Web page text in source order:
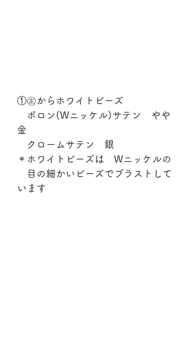
①㊧からホワイトビーズ
ボロン(Wニッケル)サテン　やや
金
クロームサテン　銀
＊ホワイトビーズは　Wニッケルの
目の細かいビーズでブラストして
います